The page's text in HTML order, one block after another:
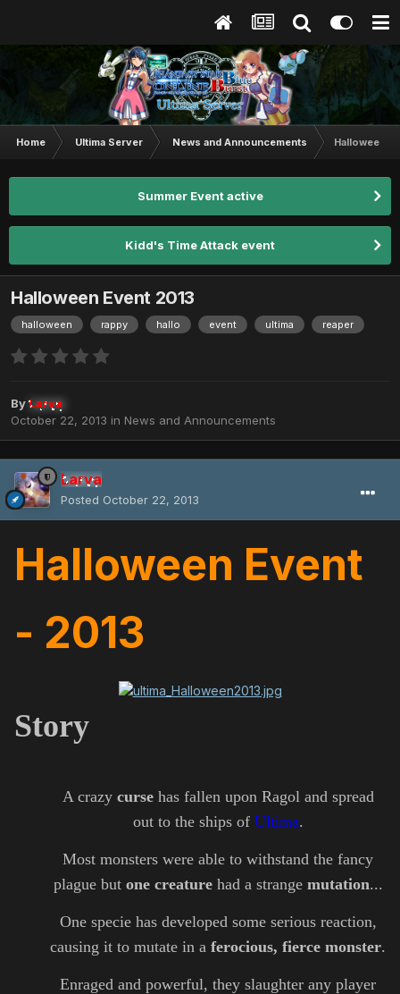
Home Ultima Server News and Announcements Halloween
Summer Event active
Kidd's Time Attack event
Halloween Event 2013
halloween rappy hallo event ultima reaper
ByLarva
October 22, 2013 in News and Announcements
Larva
Posted October 22, 2013
Halloween Event
- 2013
Story
A crazy cursehas fallen upon Ragol and spread
out to the ships of Ultima.
Most monsters were able to withstand the fancy
plague but one creaturehad a strange mutation...
One specie has developed some serious reaction,
causing it to mutate in a ferocious, fierce monster.
Enraged and powerful, they slaughter any player